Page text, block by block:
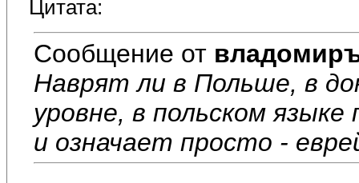
Цитата:
Сообщение от
Наврят ли в Польше, в
уровне, в польском
и означает просто -